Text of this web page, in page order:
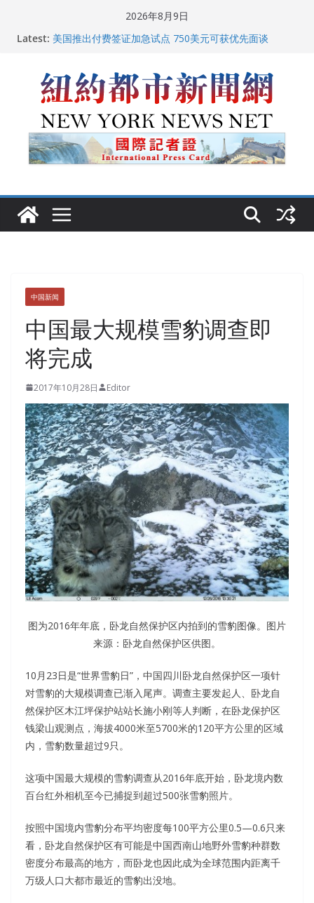
2026年8月9日
Latest: 再次访华
纽约启动“Fix the City”计划 重拳整治长期违规房东
美国最高法院维持“出生公民权” : 出生在美国就是美国
人！
FBI联合纽约警方突袭多名警界高层住所 涉纽约警察局腐
败刑事调查
中国新闻
中国最大规模雪豹调查即
将完成
2017年10月28日 Editor
图为2016年年底，卧龙自然保护区内拍到的雪豹图像。图片
来源：卧龙自然保护区供图。
10月23日是“世界雪豹日”，中国四川卧龙自然保护区一项针
对雪豹的大规模调查已渐入尾声。调查主要发起人、卧龙自
然保护区木江坪保护站站长施小刚等人判断，在卧龙保护区
钱梁山观测点，海拔4000米至5700米的120平方公里的区域
内，雪豹数量超过9只。
这项中国最大规模的雪豹调查从2016年底开始，卧龙境内数
百台红外相机至今已捕捉到超过500张雪豹照片。
按照中国境内雪豹分布平均密度每100平方公里0.5—0.6只来
看，卧龙自然保护区有可能是中国西南山地野外雪豹种群数
密度分布最高的地方，而卧龙也因此成为全球范围内距离千
万级人口大都市最近的雪豹出没地。